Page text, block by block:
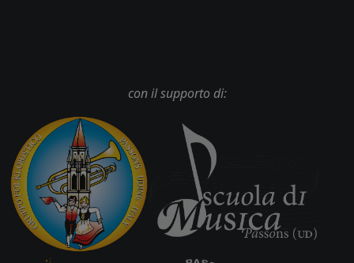
con il supporto di: